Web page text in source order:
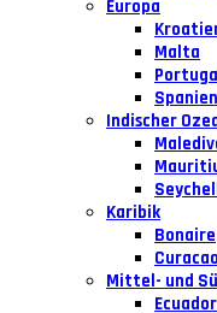
Europa
Malta
Spanien
Indischer
Karibik
Bonaire
Curacao
Mittel- und